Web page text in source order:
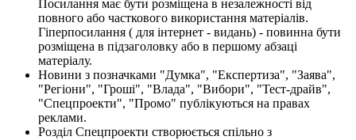
Посилання має бути розміщена в незалежності від
повного або часткового використання матеріалів.
Гіперпосилання ( для інтернет - видань) - повинна бути
розміщена в підзаголовку або в першому абзаці
матеріалу.
Новини з позначками "Думка", "Експертиза", "Заява",
"Регіони", "Гроші", "Влада", "Вибори", "Тест-драйв",
"Спецпроекти", "Промо" публікуються на правах
реклами.
Розділ Спецпроекти створюється спільно з